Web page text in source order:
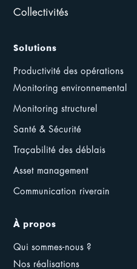
Collectivités
Solutions
Productivité des opérations
Monitoring environnemental
Monitoring structurel
Santé & Sécurité
Traçabilité des déblais
Asset management
Communication riverain
À propos
Qui sommes-nous ?
Nos réalisations